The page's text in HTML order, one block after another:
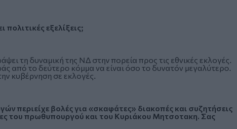
εξελίξεις;
τη δυναμική της ΝΔ στην πορεία προς τις εθνικές εκλογές.
από το δεύτερο κόμμα να είναι όσο το δυνατόν μεγαλύτερο.
κυβέρνηση σε εκλογές.
περιείχε βολές για «σκαφάτες» διακοπές και συζητήσεις
του πρωθυπουργού και του Κυριάκου Μητσοτακη. Σας